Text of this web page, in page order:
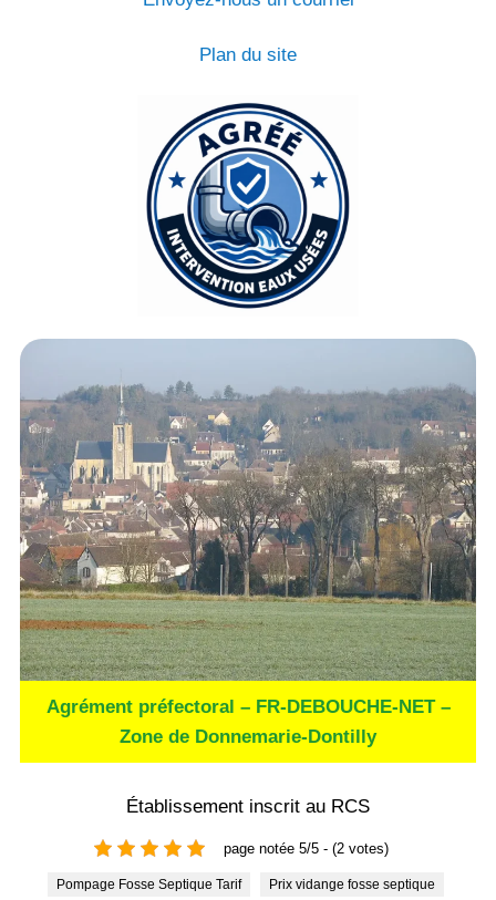
Plan du site
Agrément préfectoral – FR-DEBOUCHE-NET –
Zone de Donnemarie-Dontilly
Établissement inscrit au RCS
page notée 5/5 - (2 votes)
Pompage Fosse Septique Tarif Prix vidange fosse septique